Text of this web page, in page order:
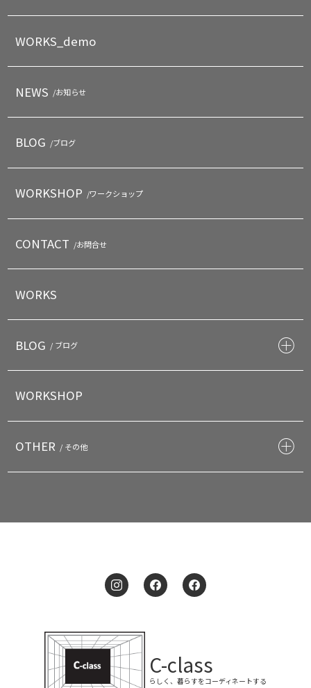
WORKS_demo
NEWS /お知らせ
BLOG /ブログ
WORKSHOP /ワークショップ
CONTACT /お問合せ
WORKS
BLOG / ブログ
WORKSHOP
OTHER / その他
C-class
らしく、暮らすをコーディネートする